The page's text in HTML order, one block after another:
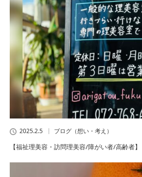
2025.2.5 ブログ（想い・考え）
【福祉理美容・訪問理美容/障がい者/高齢者】